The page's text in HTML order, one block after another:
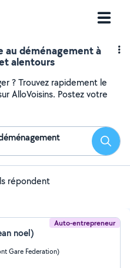
au déménagement à
alentours
? Trouvez rapidement le
AlloVoisins. Postez votre
répondent
Auto-entrepreneur
noel)
Gare Federation)